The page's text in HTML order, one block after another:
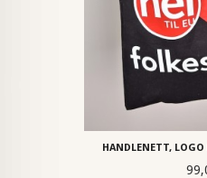
HANDLENETT, LOGO
Pris